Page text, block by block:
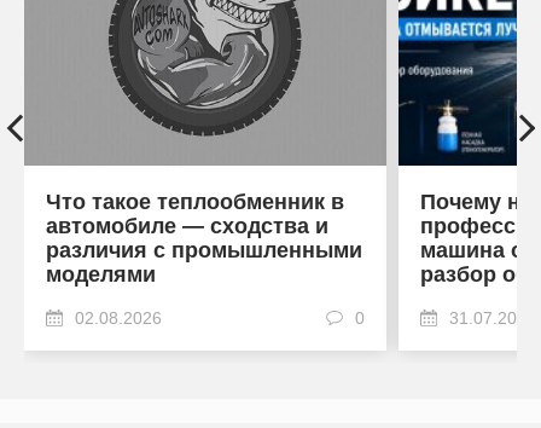
Что такое теплообменник в
автомобиле — сходства и
различия с промышленными
моделями
02.08.2026 0
Почему на
машина
разбор
31.07.2026